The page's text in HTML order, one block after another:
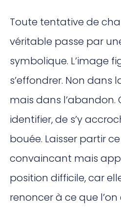
Toute tentative de
véritable passe par
symbolique. L’image
s’effondrer. Non dans
mais dans l’abandon.
identifier, de s’y
bouée. Laisser partir
convaincant mais
position difficile, car
renoncer à ce que